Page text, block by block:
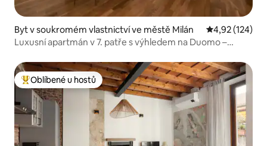
Byt v soukromém vlastnictví ve městě Milán Průměrné
4,92 (124)
Luxusní apartmán v 7. patře s výhledem na Duomo –
Nejlepší v kategorii Oblíbené u hostů
Oblíbené u hostů